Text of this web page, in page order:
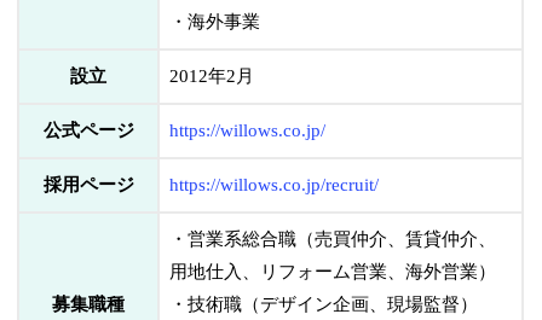
・海外事業
設立 2012年2月
公式ページ https://willows.co.jp/
採用ページ https://willows.co.jp/recruit/
募集職種
・営業系総合職（売買仲介、賃貸仲介、
用地仕入、リフォーム営業、海外営業）
・技術職（デザイン企画、現場監督）